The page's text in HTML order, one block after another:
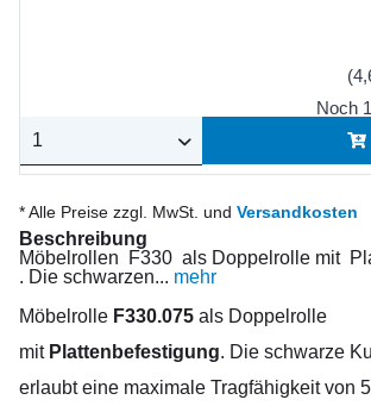
Noch
* Alle Preise zzgl. MwSt. und Versandkosten
Beschreibung
Möbelrollen F330 als Doppelrolle mit
. Die schwarzen... mehr
Möbelrolle F330.075 als Doppelrolle
mit Plattenbefestigung. Die schwarze
erlaubt eine maximale Tragfähigkeit von